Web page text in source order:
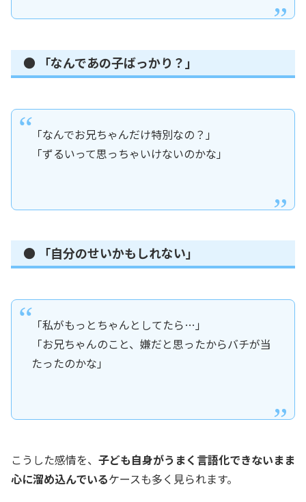
● 「なんであの子ばっかり？」
「なんでお兄ちゃんだけ特別なの？」
「ずるいって思っちゃいけないのかな」
● 「自分のせいかもしれない」
「私がもっとちゃんとしてたら…」
「お兄ちゃんのこと、嫌だと思ったからバチが当
たったのかな」
こうした感情を、 子ども自身がうまく言語化できないまま
心に溜め込んでいるケースも多く見られます。